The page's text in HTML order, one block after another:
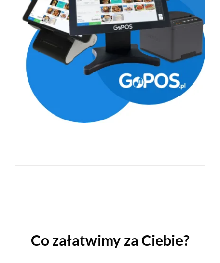
Co załatwimy za Ciebie?